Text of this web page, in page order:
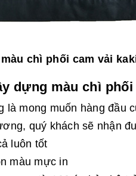
chì phối cam vải
dựng màu chì
mong muốn hàng đầu
quý khách sẽ nhận
luôn tốt
màu mực in